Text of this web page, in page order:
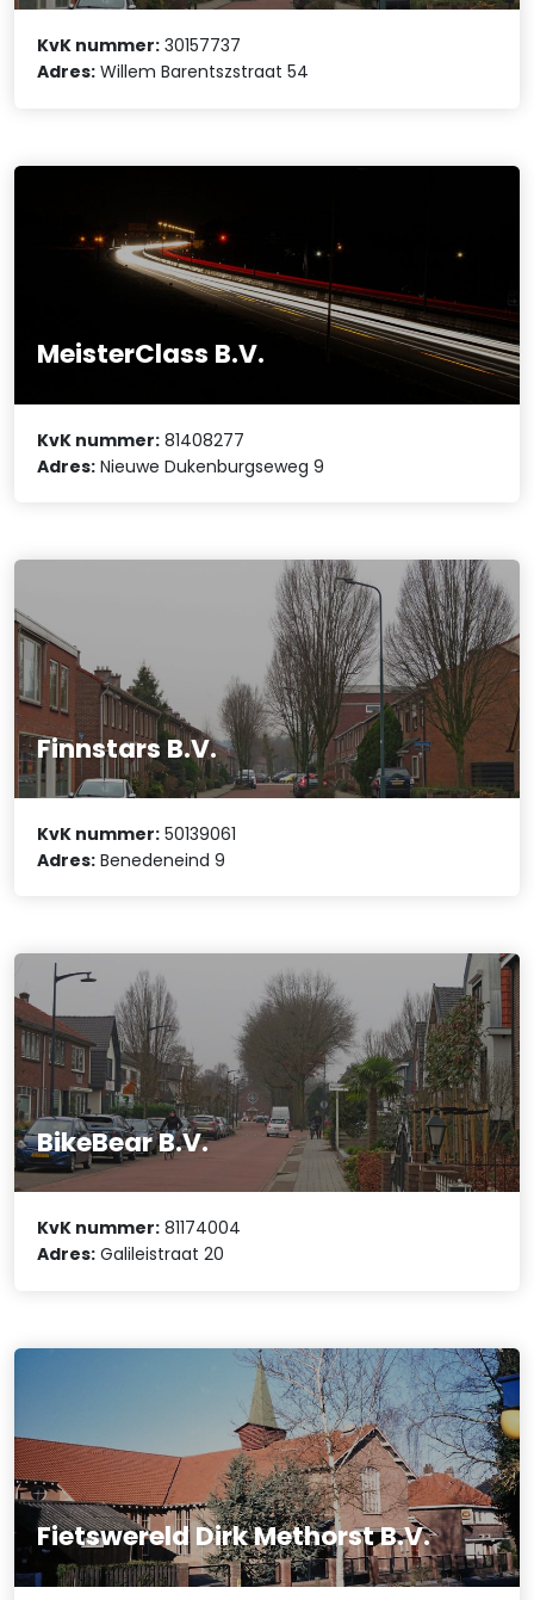
KvK nummer: 30157737
Adres: Willem Barentszstraat 54
MeisterClass B.V.
KvK nummer: 81408277
Adres: Nieuwe Dukenburgseweg 9
Finnstars B.V.
KvK nummer: 50139061
Adres: Benedeneind 9
BikeBear B.V.
KvK nummer: 81174004
Adres: Galileistraat 20
Fietswereld Dirk Methorst B.V.